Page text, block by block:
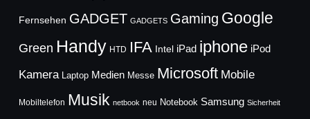
Fernsehen GADGET GADGETS Gaming Google
Green Handy HTD IFA Intel iPad iphone iPod
Kamera Laptop Medien Messe Microsoft Mobile
Mobiltelefon Musik netbook neu Notebook Samsung Sicherheit